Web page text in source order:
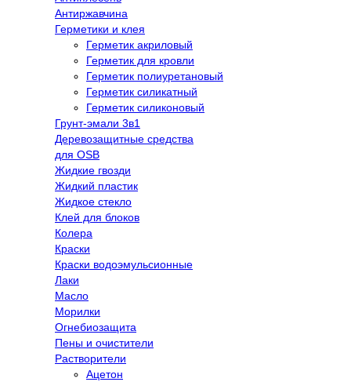
Антиржавчина
Герметики и клея
Герметик акриловый
Герметик для кровли
Герметик полиуретановый
Герметик силикатный
Герметик силиконовый
Грунт-эмали 3в1
Деревозащитные средства
для OSB
Жидкие гвозди
Жидкий пластик
Жидкое стекло
Клей для блоков
Колера
Краски
Краски водоэмульсионные
Лаки
Масло
Морилки
Огнебиозащита
Пены и очистители
Растворители
Ацетон